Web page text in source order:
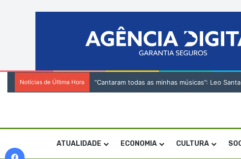
Notícias de Última Hora “Cantaram todas as minhas músicas”: Leo
ATUALIDADE ECONOMIA CULTURA